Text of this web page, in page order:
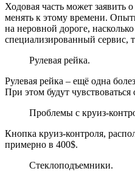
Ходовая часть может заявить
менять к этому времени.
на неровной дороге,
специализированный сервис,
Рулевая рейка.
Рулевая рейка – ещё одна
При этом будут
Проблемы с круиз-
Кнопка круиз-контроля,
примерно в 400$.
Стеклоподъемники.